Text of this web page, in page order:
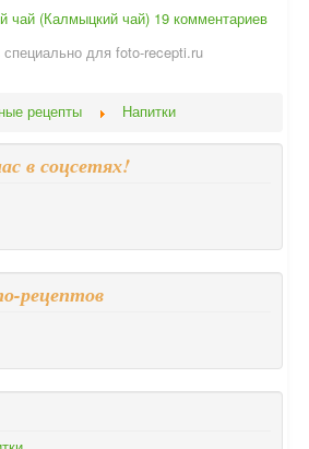
чай (Калмыцкий чай) 19 комментариев
специально для foto-recepti.ru
рецепты Напитки
в соцсетях!
рецептов